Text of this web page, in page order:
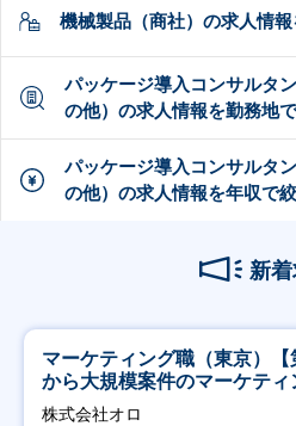
機械製品（商社）の求人情
パッケージ導入コンサルタ
の他）の求人情報を勤務地
パッケージ導入コンサルタ
の他）の求人情報を年収で
新
マーケティング職（東京）
から大規模案件のマーケテ
修充実】
株式会社オロ